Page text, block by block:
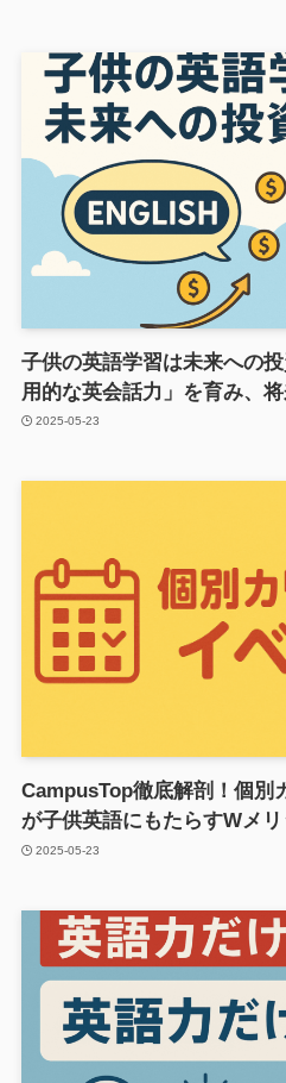
子供の英語学習は未来への
用的な英会話力」を育み、
2025-05-23
CampusTop徹底解剖！個別
が子供英語にもたらすWメリ
2025-05-23